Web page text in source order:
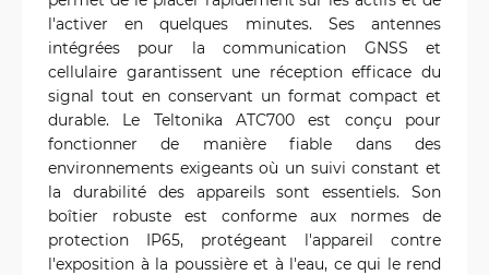
l'activer en quelques minutes. Ses antennes
intégrées pour la communication GNSS et
cellulaire garantissent une réception efficace du
signal tout en conservant un format compact et
durable. Le Teltonika ATC700 est conçu pour
fonctionner de manière fiable dans des
environnements exigeants où un suivi constant et
la durabilité des appareils sont essentiels. Son
boîtier robuste est conforme aux normes de
protection IP65, protégeant l'appareil contre
l'exposition à la poussière et à l'eau, ce qui le rend